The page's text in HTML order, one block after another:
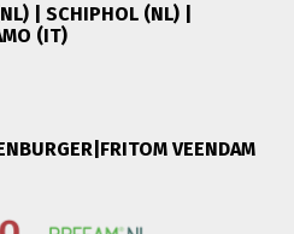
| SCHIPHOL (NL) |
(IT)
VEENDAM